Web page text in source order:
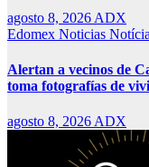
agosto 8, 2026 ADX
Edomex Noticias
Alertan a vecinos de
toma fotografías de
agosto 8, 2026 ADX